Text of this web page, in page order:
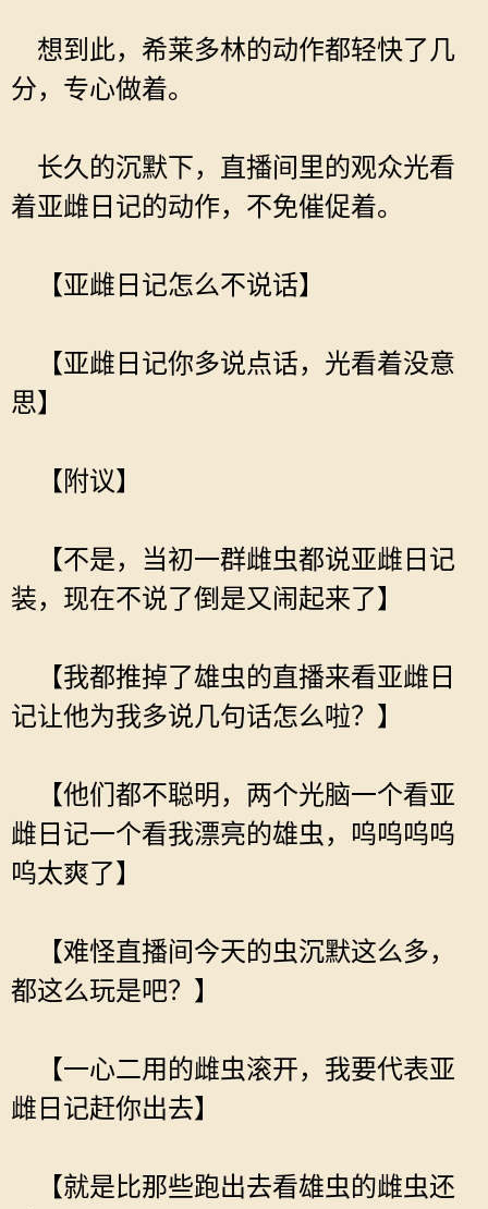
想到此，希莱多林的动作都轻快了几
分，专心做着。
长久的沉默下，直播间里的观众光看
着亚雌日记的动作，不免催促着。
【亚雌日记怎么不说话】
【亚雌日记你多说点话，光看着没意
思】
【附议】
【不是，当初一群雌虫都说亚雌日记
装，现在不说了倒是又闹起来了】
【我都推掉了雄虫的直播来看亚雌日
记让他为我多说几句话怎么啦？】
【他们都不聪明，两个光脑一个看亚
雌日记一个看我漂亮的雄虫，呜呜呜呜
呜太爽了】
【难怪直播间今天的虫沉默这么多，
都这么玩是吧？】
【一心二用的雌虫滚开，我要代表亚
雌日记赶你出去】
【就是比那些跑出去看雄虫的雌虫还